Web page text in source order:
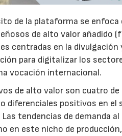
de la plataforma se
de alto valor añadido
centradas en la
para digitalizar los
vocación internacional.
de alto valor son cuatro
diferenciales positivos en el
Las tendencias de demanda
en este nicho de